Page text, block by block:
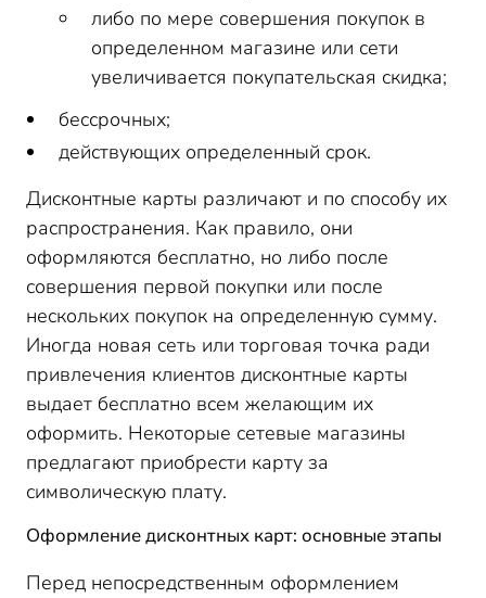
либо по мере совершения покупок в
определенном магазине или сети
увеличивается покупательская скидка;
бессрочных;
действующих определенный срок.
Дисконтные карты различают и по способу их
распространения. Как правило, они
оформляются бесплатно, но либо после
совершения первой покупки или после
нескольких покупок на определенную сумму.
Иногда новая сеть или торговая точка ради
привлечения клиентов дисконтные карты
выдает бесплатно всем желающим их
оформить. Некоторые сетевые магазины
предлагают приобрести карту за
символическую плату.
Оформление дисконтных карт: основные этапы
Перед непосредственным оформлением